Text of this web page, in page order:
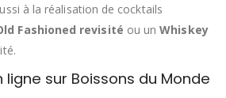
à la réalisation de cocktails
Fashioned revisité ou unWhiskey
sur Boissons du Monde